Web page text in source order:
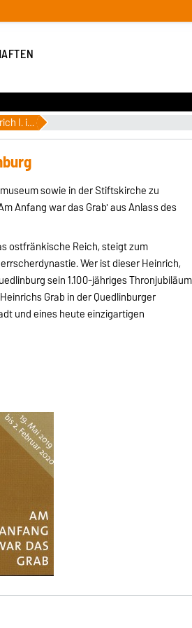
Am Anfang war das Grab - Heinrich I. in Quedlinburg
sowie in der Stiftskirche zu
Anfang war das Grab' aus Anlass des
ostfränkische Reich, steigt zum
Wer ist dieser Heinrich,
sein 1.100-jähriges Thronjubiläum
Grab in der Quedlinburger
und eines heute einzigartigen